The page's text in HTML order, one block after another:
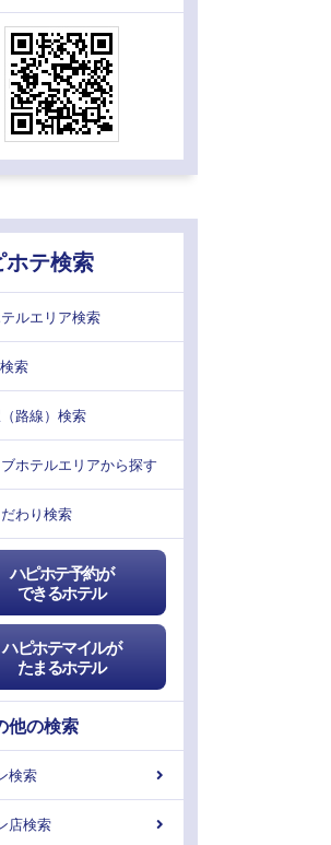
ホテ検索
ルエリア検索
索
路線）検索
ホテルエリアから探す
だわり検索
ハピホテ予約が
できるホテル
ハピホテマイルが
たまるホテル
他の検索
検索
店検索